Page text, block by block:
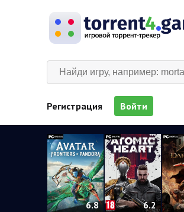
Регистрация Войти
6.8 6.2